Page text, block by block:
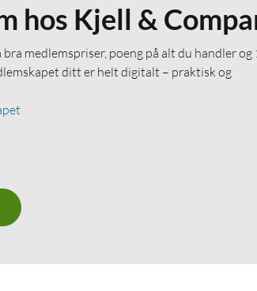
hos Kjell &
medlemspriser, poeng på alt du handler og
ditt er helt digitalt – praktisk og